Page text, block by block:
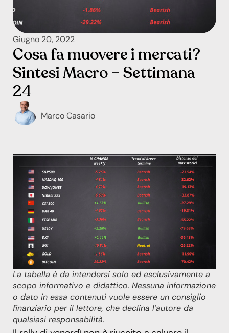
Giugno 20, 2022
Cosa fa muovere i mercati?
Sintesi Macro – Settimana
24
Marco Casario
La tabella è da intendersi solo ed esclusivamente a
scopo informativo e didattico. Nessuna informazione
o dato in essa contenuti vuole essere un consiglio
finanziario per il lettore, che declina l’autore da
qualsiasi responsabilità.